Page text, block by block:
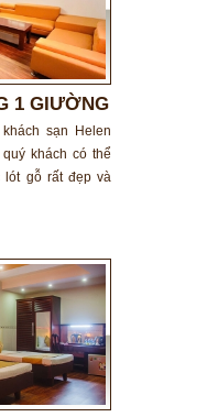
1 GIƯỜNG
sạn Helen
khách có thể
gỗ rất đẹp và